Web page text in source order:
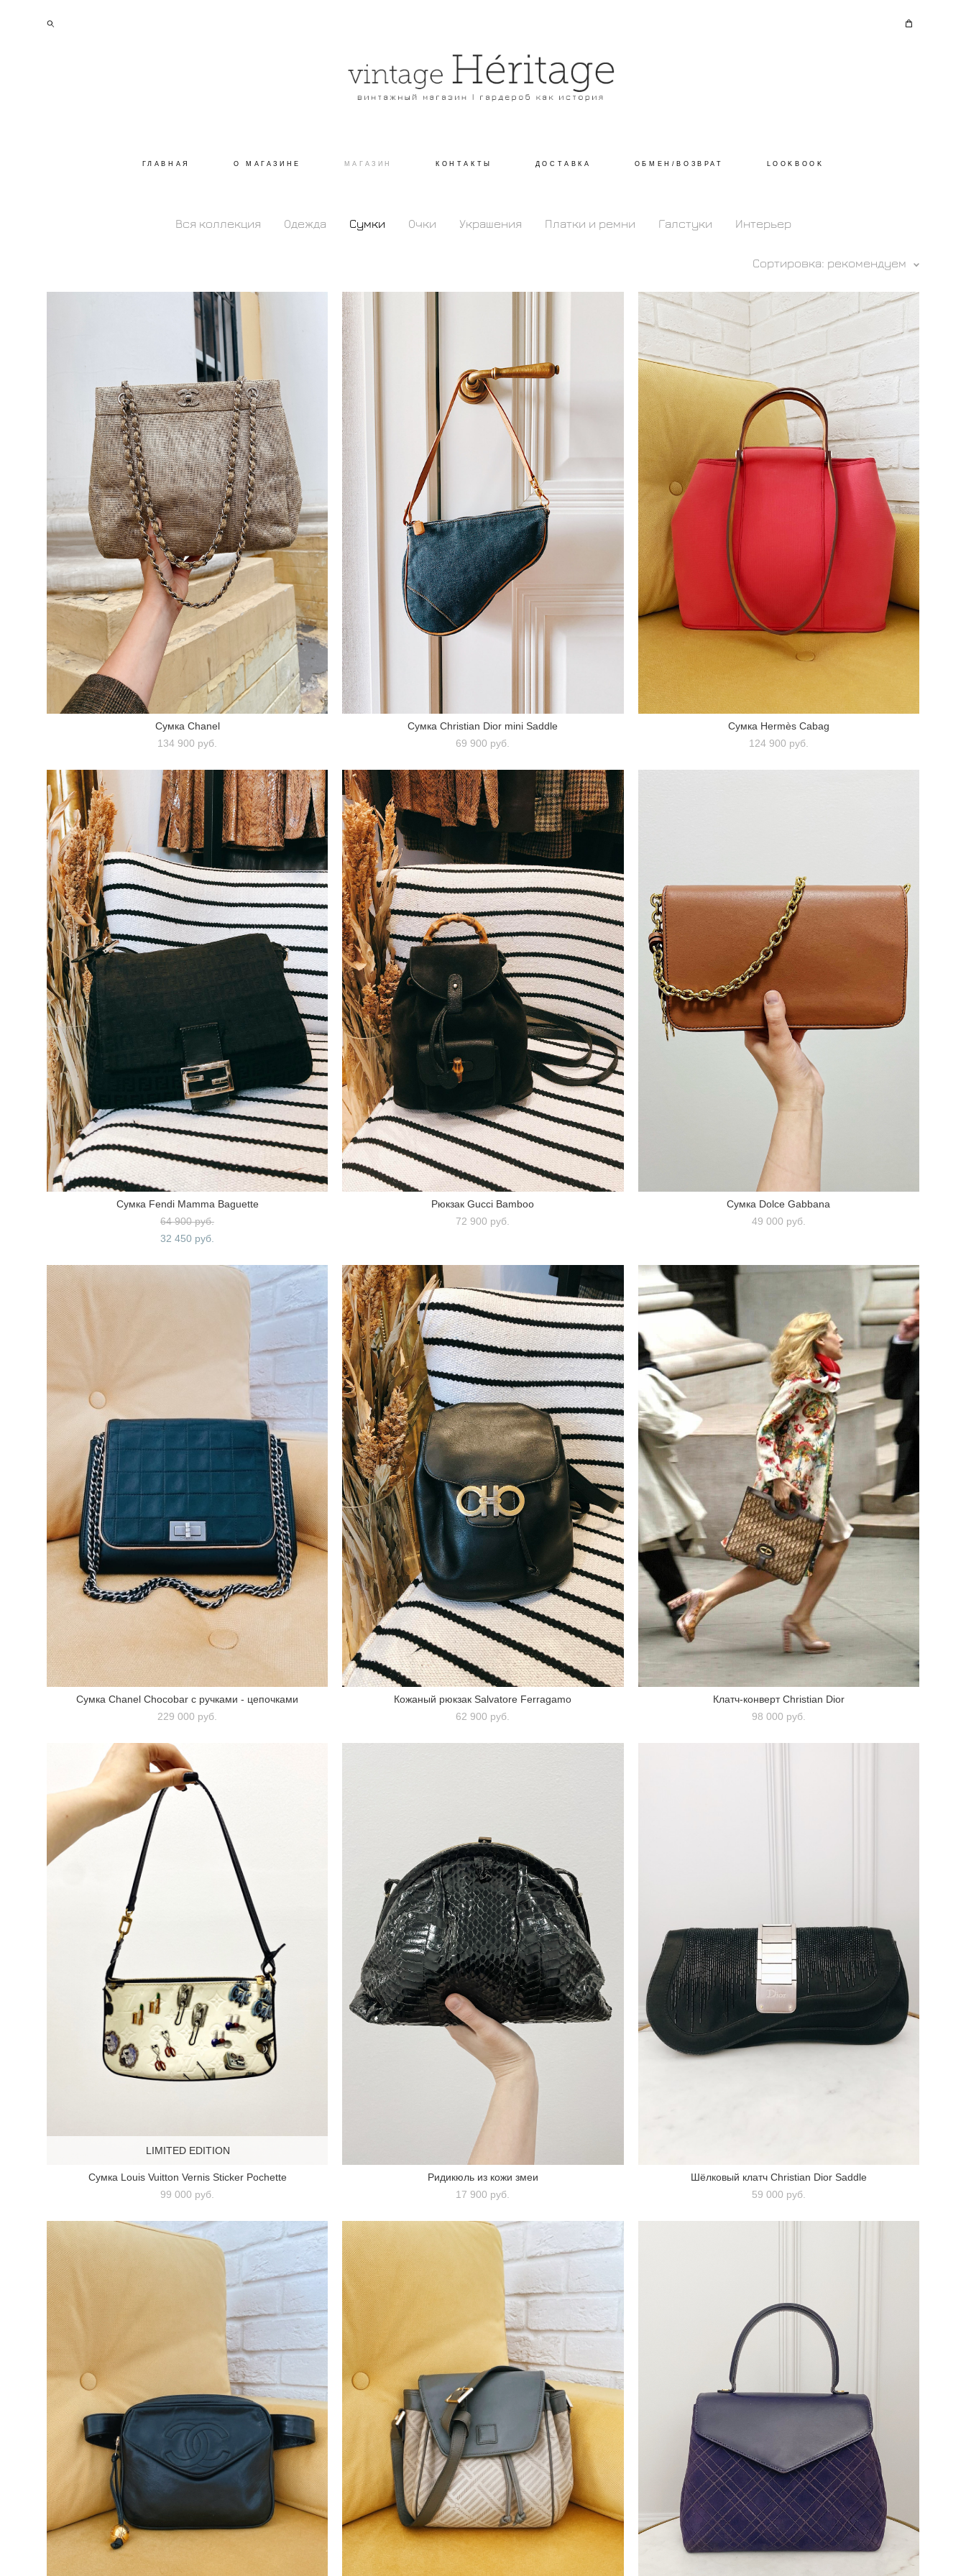
ГЛАВНАЯ О МАГАЗИНЕ МАГАЗИН КОНТАКТЫ ДОСТАВКА ОБМЕН/ВОЗВРАТ LOOKBOOK
Вся коллекция Одежда Сумки Очки Украшения Платки и ремни Галстуки Интерьер
Сортировка: рекомендуем
Сумка Chanel
134 900 pуб.
Сумка Christian Dior mini Saddle
69 900 pуб.
Сумка Hermès Cabag
124 900 pуб.
Сумка Fendi Mamma Baguette
64 900 pуб.
32 450 pуб.
Рюкзак Gucci Bamboo
72 900 pуб.
Сумка Dolce Gabbana
49 000 pуб.
Сумка Chanel Chocobar с ручками - цепочками
229 000 pуб.
Кожаный рюкзак Salvatore Ferragamo
62 900 pуб.
Клатч-конверт Christian Dior
98 000 pуб.
LIMITED EDITION
Сумка Louis Vuitton Vernis Sticker Pochette
99 000 pуб.
Ридикюль из кожи змеи
17 900 pуб.
Шёлковый клатч Christian Dior Saddle
59 000 pуб.